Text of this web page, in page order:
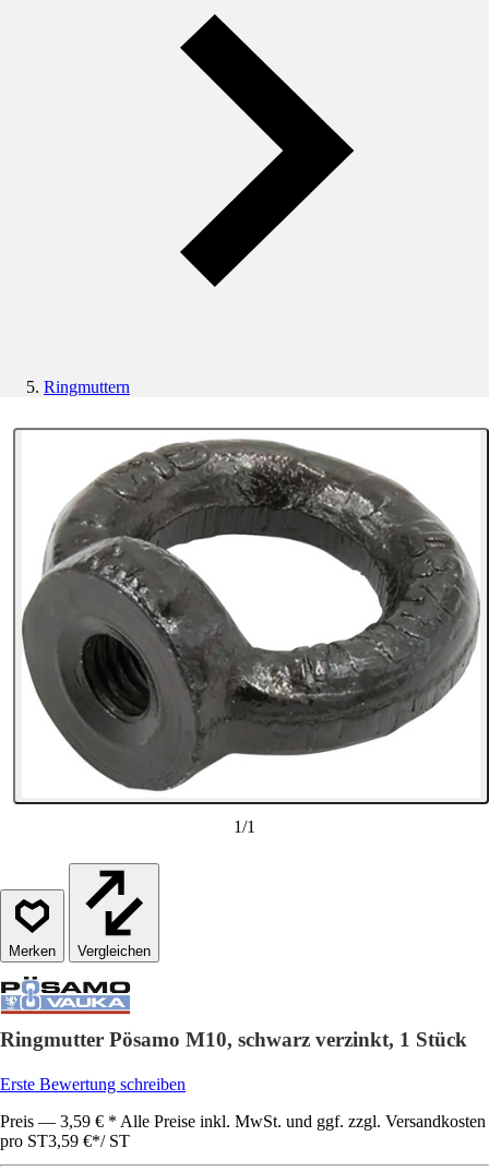
Ringmuttern
1/1
Vergleichen
Ringmutter Pösamo M10, schwarz verzinkt, 1 Stück
Erste Bewertung schreiben
Preis — 3,59 € * Alle Preise inkl. MwSt. und ggf. zzgl. Versandkosten
pro ST3,59 €*/ ST